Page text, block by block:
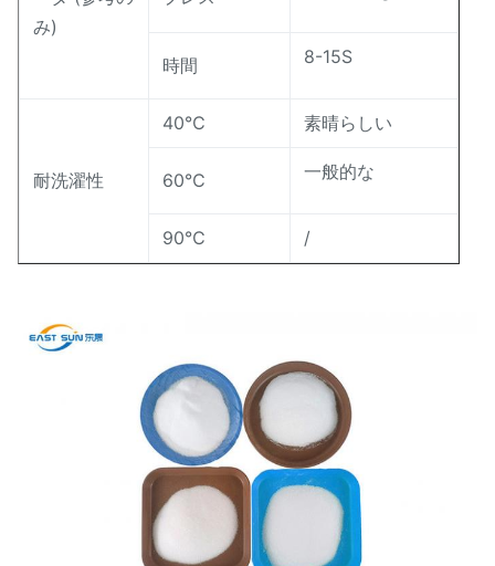
み)
時間 8-15S
耐洗濯性
40℃ 素晴らしい
60℃ 一般的な
90℃ /